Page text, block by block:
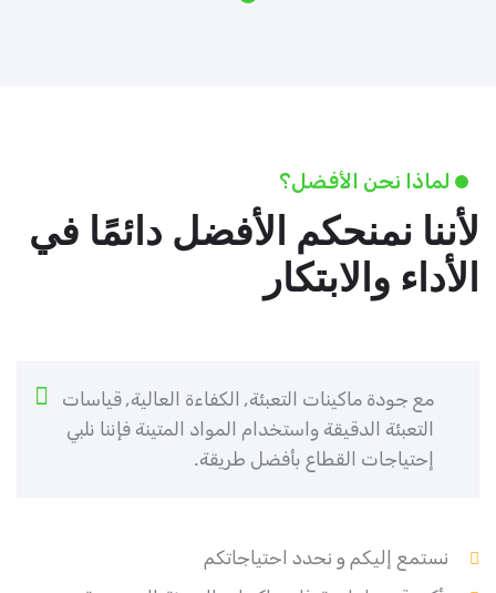
لماذا نحن الأفضل؟
لأننا نمنحكم الأفضل دائمًا في
الأداء والابتكار
مع جودة ماكينات التعبئة, الكفاءة العالية, قياسات
التعبئة الدقيقة واستخدام المواد المتينة فإننا نلبي
إحتياجات القطاع بأفضل طريقة.
نستمع إليكم و نحدد احتياجاتكم